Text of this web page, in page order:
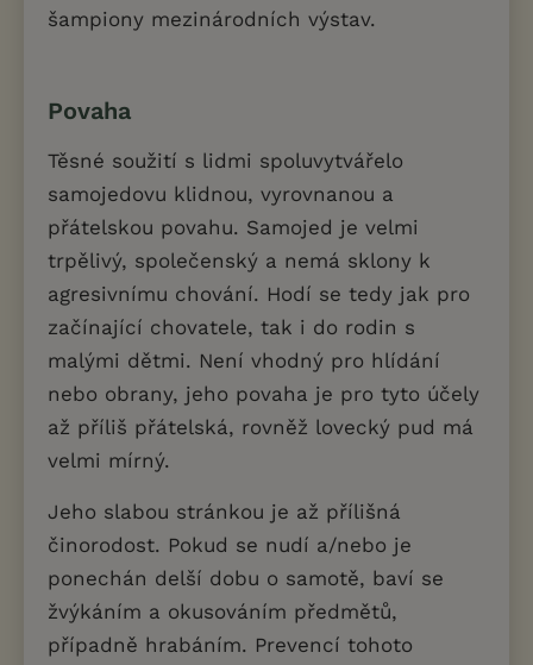
šampiony mezinárodních výstav.
Povaha
Těsné soužití s lidmi spoluvytvářelo
samojedovu klidnou, vyrovnanou a
přátelskou povahu. Samojed je velmi
trpělivý, společenský a nemá sklony k
agresivnímu chování. Hodí se tedy jak pro
začínající chovatele, tak i do rodin s
malými dětmi. Není vhodný pro hlídání
nebo obrany, jeho povaha je pro tyto účely
až příliš přátelská, rovněž lovecký pud má
velmi mírný.
Jeho slabou stránkou je až přílišná
činorodost. Pokud se nudí a/nebo je
ponechán delší dobu o samotě, baví se
žvýkáním a okusováním předmětů,
případně hrabáním. Prevencí tohoto